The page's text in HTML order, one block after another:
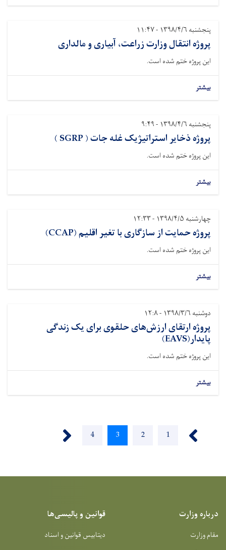
پنجشنبه ۱۳۹۸/۴/۶ - ۱۱:۴۷
پروژه انتقال وزارت زراعت، آبیاری و مالداری
این پروژه ختم شده است.
بیشتر
پنجشنبه ۱۳۹۸/۴/۶ - ۹:۴۹
پروژه ذخایر استراتیژیک غله جات ( SGRP )
این پروژه ختم شده است.
بیشتر
چهارشنبه ۱۳۹۸/۴/۵ - ۱۲:۳۳
پروژه حمایت از سازگاری با تغیر اقلیم (CCAP)
این پروژه ختم شده است.
بیشتر
دوشنبه ۱۳۹۸/۳/۶ - ۱۲:۸
پروژه ارتقای ارزش‌های حلقوی برای یک زندگی
پایدار(EAVS)
این پروژه ختم شده است.
بیشتر
Page
1
Page
2
Current
3
Page
4
درباره وزارت
مقام وزارت
قوانین و پالیسی‌ها
دیتابیس قوانین و اسناد